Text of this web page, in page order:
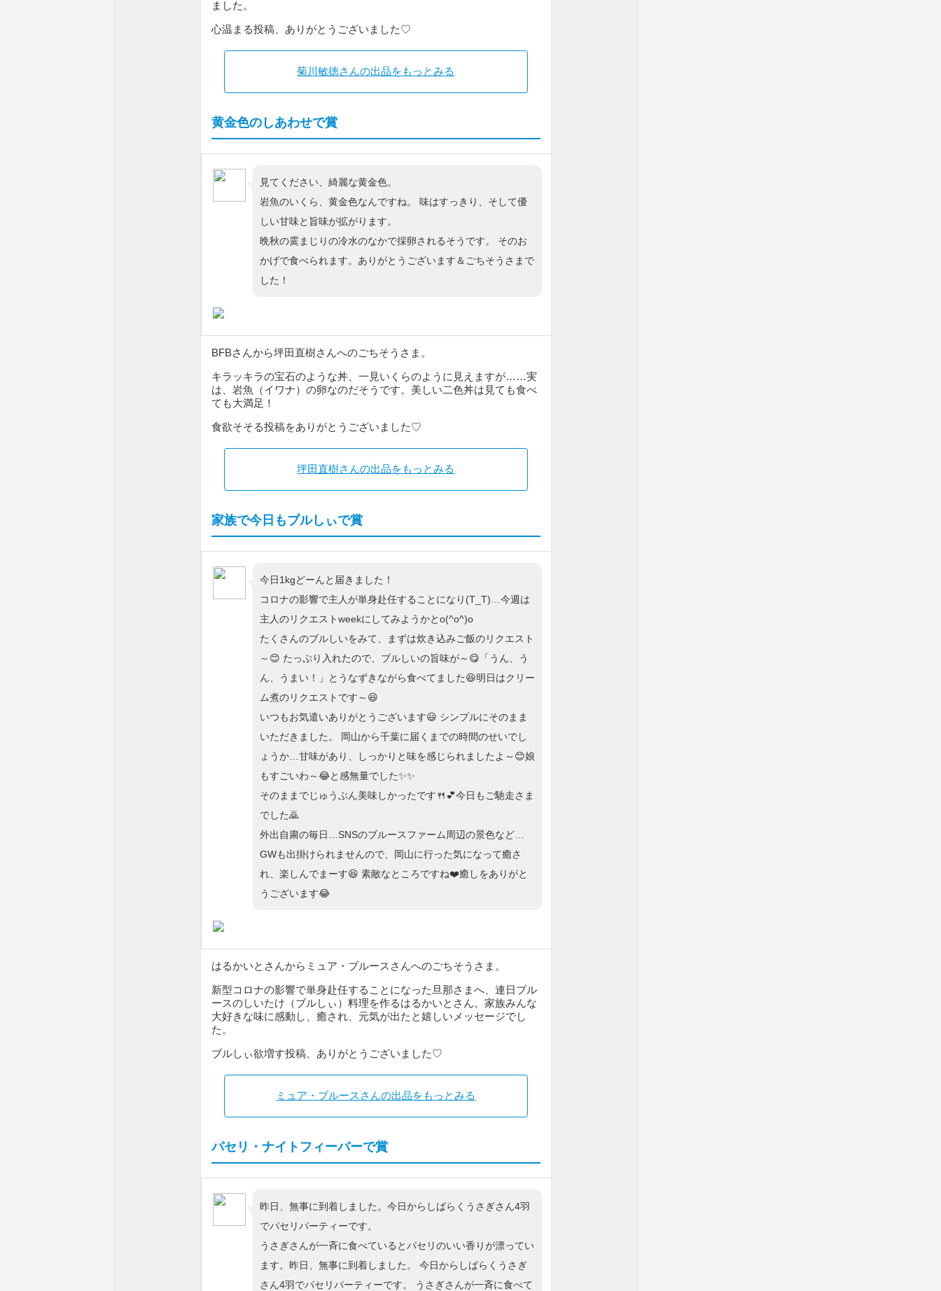
ました。
心温まる投稿、ありがとうございました♡
菊川敏徳さんの出品をもっとみる
黄金色のしあわせで賞
見てください、綺麗な黄金色。
岩魚のいくら、黄金色なんですね。 味はすっきり、そして優
しい甘味と旨味が拡がります。
晩秋の霙まじりの冷水のなかで採卵されるそうです。 そのお
かげで食べられます。ありがとうございます＆ごちそうさまで
した！
BFBさんから坪田直樹さんへのごちそうさま。
キラッキラの宝石のような丼、一見いくらのように見えますが……実
は、岩魚（イワナ）の卵なのだそうです。美しい二色丼は見ても食べ
ても大満足！
食欲そそる投稿をありがとうございました♡
坪田直樹さんの出品をもっとみる
家族で今日もブルしぃで賞
今日1kgどーんと届きました！
コロナの影響で主人が単身赴任することになり(T_T)…今週は
主人のリクエストweekにしてみようかとo(^o^)o
たくさんのブルしいをみて、まずは炊き込みご飯のリクエスト
～😊 たっぷり入れたので、ブルしいの旨味が～😋「うん、う
ん、うまい！」とうなずきながら食べてました😆明日はクリー
ム煮のリクエストです～😆
いつもお気遣いありがとうございます😃 シンプルにそのまま
いただきました。 岡山から千葉に届くまでの時間のせいでし
ょうか…甘味があり、しっかりと味を感じられましたよ～😊娘
もすごいわ～😂と感無量でした✨✨
そのままでじゅうぶん美味しかったです🍴💕今日もご馳走さま
でした🙇
外出自粛の毎日…SNSのブルースファーム周辺の景色など…
GWも出掛けられませんので、岡山に行った気になって癒さ
れ、楽しんでまーす😆 素敵なところですね❤️癒しをありがと
うございます😂
はるかいとさんからミュア・ブルースさんへのごちそうさま。
新型コロナの影響で単身赴任することになった旦那さまへ、連日ブル
ースのしいたけ（ブルしぃ）料理を作るはるかいとさん。家族みんな
大好きな味に感動し、癒され、元気が出たと嬉しいメッセージでし
た。
ブルしぃ欲増す投稿、ありがとうございました♡
ミュア・ブルースさんの出品をもっとみる
パセリ・ナイトフィーバーで賞
昨日、無事に到着しました。今日からしばらくうさぎさん4羽
でパセリパーティーです。
うさぎさんが一斉に食べているとパセリのいい香りが漂ってい
ます。昨日、無事に到着しました。 今日からしばらくうさぎ
さん4羽でパセリパーティーです。 うさぎさんが一斉に食べて